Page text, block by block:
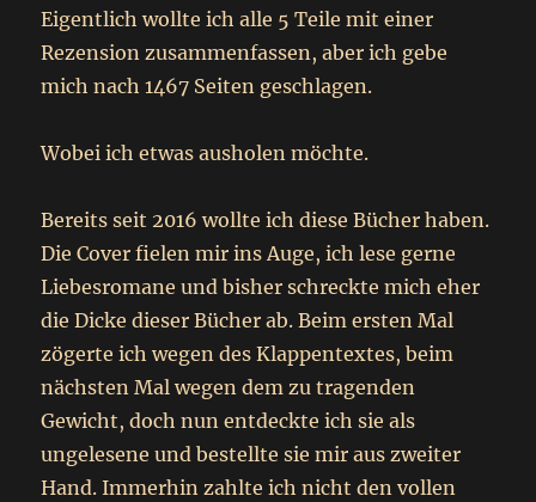
Eigentlich wollte ich alle 5 Teile mit einer
Rezension zusammenfassen, aber ich gebe
mich nach 1467 Seiten geschlagen.
Wobei ich etwas ausholen möchte.
Bereits seit 2016 wollte ich diese Bücher haben.
Die Cover fielen mir ins Auge, ich lese gerne
Liebesromane und bisher schreckte mich eher
die Dicke dieser Bücher ab. Beim ersten Mal
zögerte ich wegen des Klappentextes, beim
nächsten Mal wegen dem zu tragenden
Gewicht, doch nun entdeckte ich sie als
ungelesene und bestellte sie mir aus zweiter
Hand. Immerhin zahlte ich nicht den vollen